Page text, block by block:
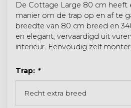
De Cottage Large 80 cm heeft
manier om de trap op en af te
breedte van 80 cm breed en
en elegant, vervaardigd uit
interieur. Eenvoudig zelf
Trap: *